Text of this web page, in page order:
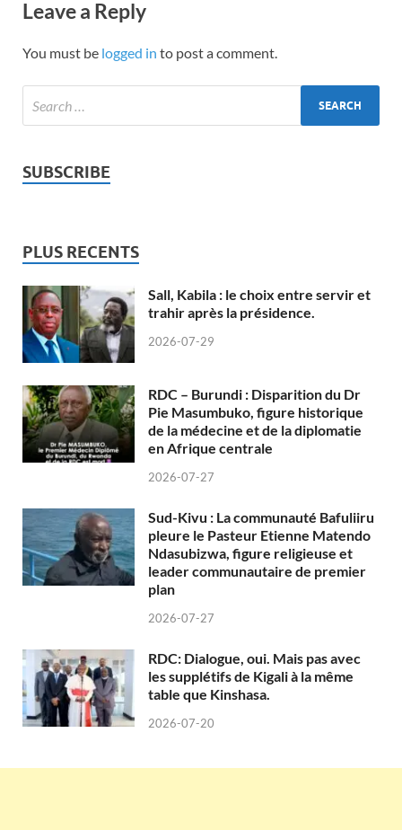
Leave a Reply
You must be logged in to post a comment.
SUBSCRIBE
PLUS RECENTS
Sall, Kabila : le choix entre servir et
trahir après la présidence.
2026-07-29
RDC – Burundi : Disparition du Dr
Pie Masumbuko, figure historique
de la médecine et de la diplomatie
en Afrique centrale
2026-07-27
Sud-Kivu : La communauté Bafuliiru
pleure le Pasteur Etienne Matendo
Ndasubizwa, figure religieuse et
leader communautaire de premier
plan
2026-07-27
RDC: Dialogue, oui. Mais pas avec
les supplétifs de Kigali à la même
table que Kinshasa.
2026-07-20